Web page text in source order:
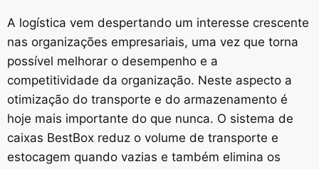
A logística vem despertando um interesse crescente
nas organizações empresariais, uma vez que torna
possível melhorar o desempenho e a
competitividade da organização. Neste aspecto a
otimização do transporte e do armazenamento é
hoje mais importante do que nunca. O sistema de
caixas BestBox reduz o volume de transporte e
estocagem quando vazias e também elimina os